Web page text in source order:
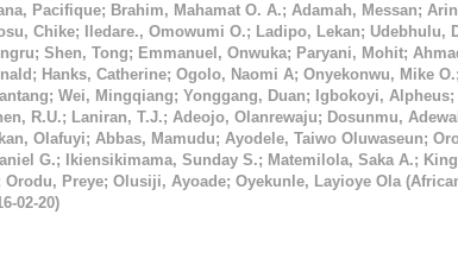
Pacifique; Brahim, Mahamat O. A.; Adamah, Messan;
Chike; Iledare., Omowumi O.; Ladipo, Lekan; Udebhulu,
; Shen, Tong; Emmanuel, Onwuka; Paryani, Mohit;
; Hanks, Catherine; Ogolo, Naomi A; Onyekonwu, Mike O.;
; Wei, Mingqiang; Yonggang, Duan; Igbokoyi, Alpheus;
R.U.; Laniran, T.J.; Adeojo, Olanrewaju; Dosunmu,
Olafuyi; Abbas, Mamudu; Ayodele, Taiwo Oluwaseun;
G.; Ikiensikimama, Sunday S.; Matemilola, Saka A.;
Orodu, Preye; Olusiji, Ayoade; Oyekunle, Layioye Ola (
02-20)